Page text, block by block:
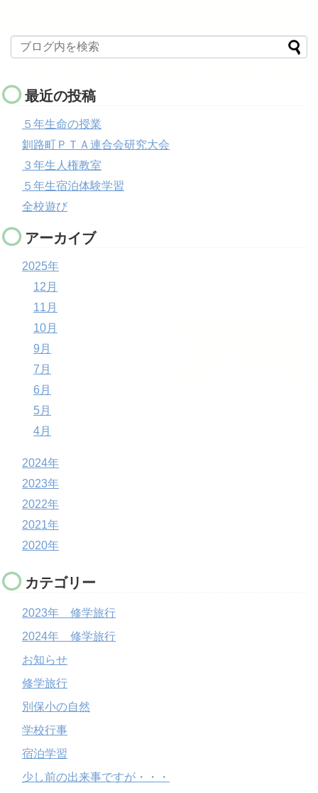
最近の投稿
５年生命の授業
釧路町ＰＴＡ連合会研究大会
３年生人権教室
５年生宿泊体験学習
全校遊び
アーカイブ
2025年
12月
11月
10月
9月
7月
6月
5月
4月
2024年
2023年
2022年
2021年
2020年
カテゴリー
2023年 修学旅行
2024年 修学旅行
お知らせ
修学旅行
別保小の自然
学校行事
宿泊学習
少し前の出来事ですが・・・